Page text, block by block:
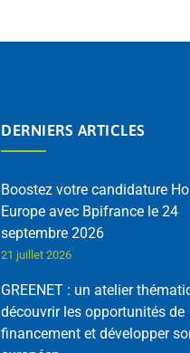
DERNIERS ARTICLES
Boostez votre candidature
Europe avec Bpifrance le 24
septembre 2026
21 juillet 2026
GREENET : un atelier
découvrir les opportunités de
financement et développer